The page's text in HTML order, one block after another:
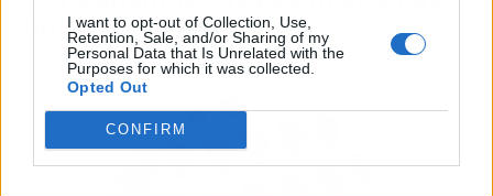
I want to opt-out of Collection, Use,
Retention, Sale, and/or Sharing of my
Personal Data that Is Unrelated with the
Purposes for which it was collected.
Opted Out
CONFIRM
infección